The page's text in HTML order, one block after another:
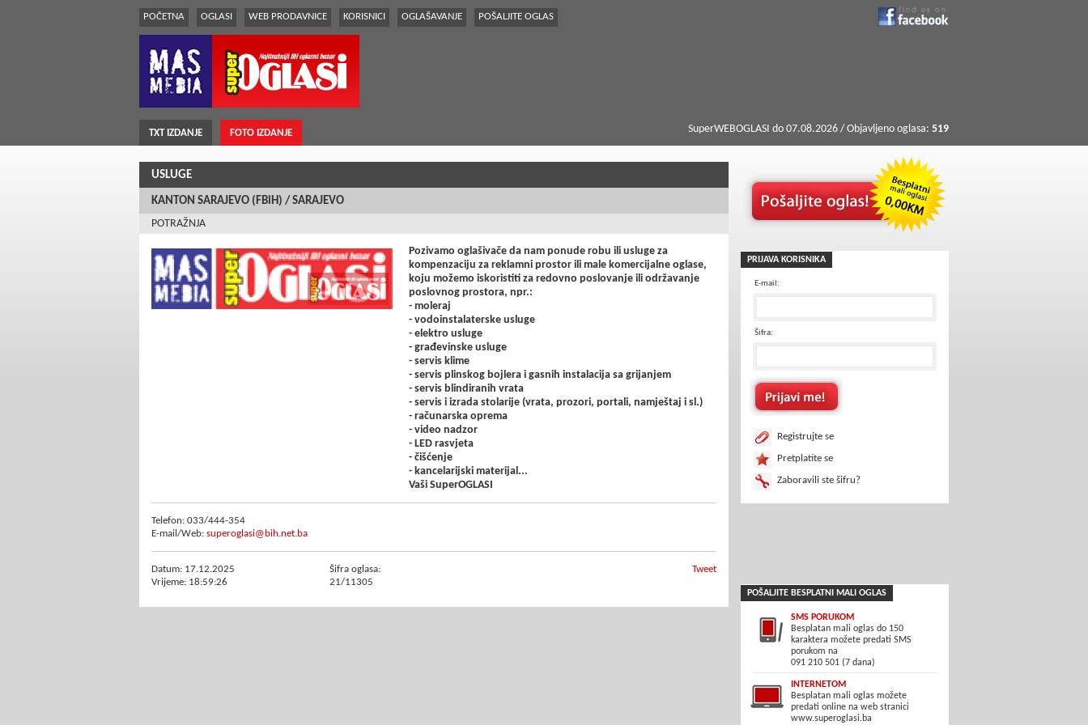
POČETNA OGLASI WEB PRODAVNICE KORISNICI OGLAŠAVANJE POŠALJITE OGLAS
TXT IZDANJE FOTO IZDANJE SuperWEBOGLASI do 07.08.2026 / Objavljeno oglasa: 519
USLUGE
KANTON SARAJEVO (FBiH) / SARAJEVO
POTRAŽNJA
Pozivamo oglašivače da nam ponude robu ili usluge za
kompenzaciju za reklamni prostor ili male komercijalne oglase,
koju možemo iskoristiti za redovno poslovanje ili održavanje
poslovnog prostora, npr.:
- moleraj
- vodoinstalaterske usluge
- elektro usluge
- građevinske usluge
- servis klime
- servis plinskog bojlera i gasnih instalacija sa grijanjem
- servis blindiranih vrata
- servis i izrada stolarije (vrata, prozori, portali, namještaj i sl.)
- računarska oprema
- video nadzor
- LED rasvjeta
- čišćenje
- kancelarijski materijal...
Vaši SuperOGLASI
Telefon: 033/444-354
E-mail/Web: superoglasi@bih.net.ba
Datum: 17.12.2025
Vrijeme: 18:59:26
Šifra oglasa:
21/11305
Tweet
PRIJAVA KORISNIKA
E-mail:
Šifra:
Registrujte se
Pretplatite se
Zaboravili ste šifru?
POŠALJITE BESPLATNI MALI OGLAS
SMS PORUKOM
Besplatan mali oglas do 150
karaktera možete predati SMS
porukom na
091 210 501 (7 dana)
INTERNETOM
Besplatan mali oglas možete
predati online na web stranici
www.superoglasi.ba